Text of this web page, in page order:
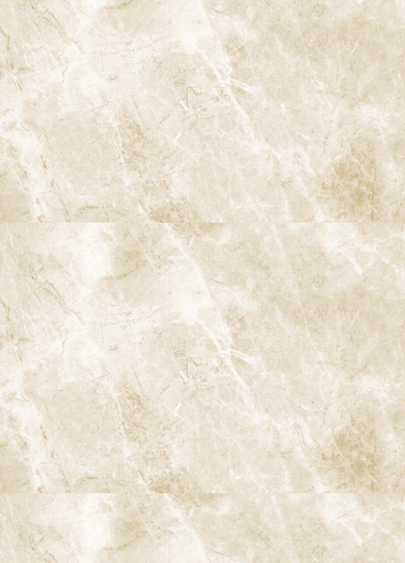
〒166-0004 東京都杉並区阿佐谷南3-37-14 第二北原ビル3階
JR中央線(快速)「阿佐ケ谷駅」徒歩0分 / JR中央/総武線「阿佐ケ
谷駅」徒歩0分 / 東京メトロ丸ノ内線「南阿佐ケ谷駅」徒歩8分
TEL： 03-6915-1315
診療時間 月 火 水 木 土
日
9:00-13:00
● ▲ ● ● ● ●
★
14:00-18:00
● ▲ ● ● ● ● ★
★…ご予約状況により診療を行わせて頂きます。
※休診日：火曜（9月より月2回）・日曜・祝日
▲…2025年9月より第2火曜日、第4火曜日は診療日となりま
す。